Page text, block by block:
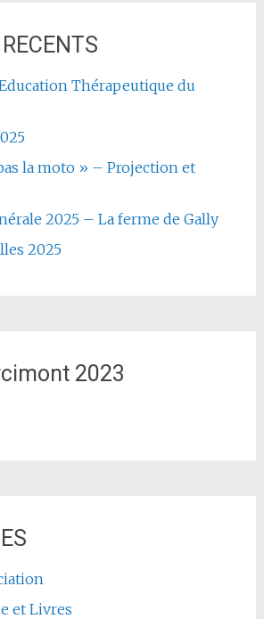
Thérapeutique du
la moto » – Projection et
2025 – La ferme de Gally
2025
2023
et Livres